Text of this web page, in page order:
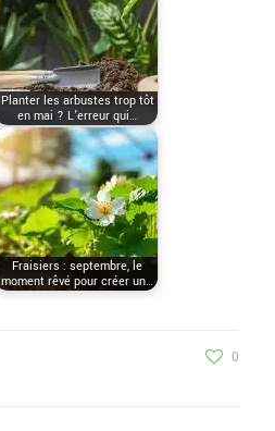
Planter les arbustes trop tôt
en mai ? L’erreur qui…
Fraisiers : septembre, le
moment rêvé pour créer un…
0